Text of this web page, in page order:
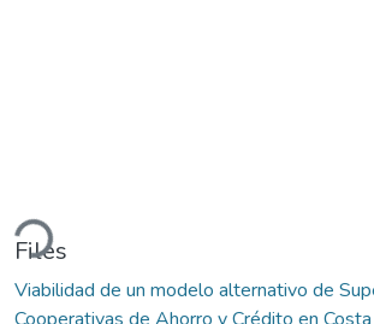
Files
Viabilidad de un modelo alternativo de